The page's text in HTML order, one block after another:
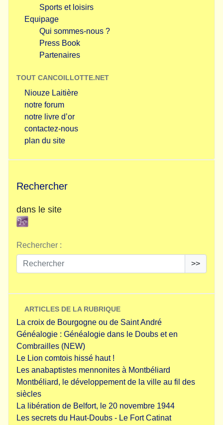
Sports et loisirs
Equipage
Qui sommes-nous ?
Press Book
Partenaires
TOUT CANCOILLOTTE.NET
Niouze Laitière
notre forum
notre livre d’or
contactez-nous
plan du site
Rechercher
dans le site
Rechercher :
>>
ARTICLES DE LA RUBRIQUE
La croix de Bourgogne ou de Saint André
Généalogie : Généalogie dans le Doubs et en
Combrailles (NEW)
Le Lion comtois hissé haut !
Les anabaptistes mennonites à Montbéliard
Montbéliard, le développement de la ville au fil des
siècles
La libération de Belfort, le 20 novembre 1944
Les secrets du Haut-Doubs - Le Fort Catinat